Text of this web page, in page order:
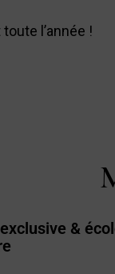
l’année !
&